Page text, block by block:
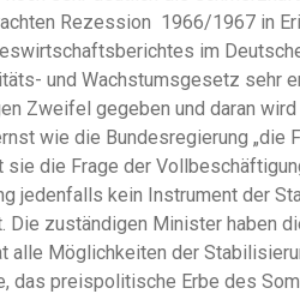
Rezession 1966/1967 in
im
und Wachstumsgesetz sehr
Zweifel gegeben und daran
wie die Bundesregierung
die Frage der
jedenfalls kein Instrument der
Die zuständigen Minister haben
alle Möglichkeiten der
das preispolitische Erbe des